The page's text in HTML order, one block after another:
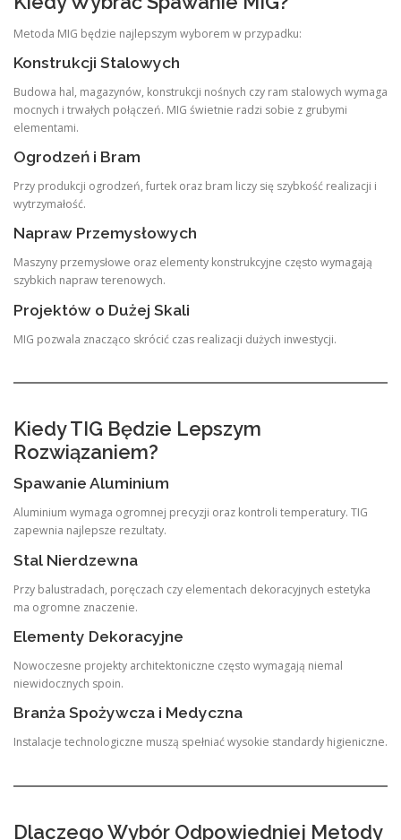
Metoda MIG będzie najlepszym wyborem w przypadku:
Konstrukcji Stalowych
Budowa hal, magazynów, konstrukcji nośnych czy ram stalowych wymaga
mocnych i trwałych połączeń. MIG świetnie radzi sobie z grubymi
elementami.
Ogrodzeń i Bram
Przy produkcji ogrodzeń, furtek oraz bram liczy się szybkość realizacji i
wytrzymałość.
Napraw Przemysłowych
Maszyny przemysłowe oraz elementy konstrukcyjne często wymagają
szybkich napraw terenowych.
Projektów o Dużej Skali
MIG pozwala znacząco skrócić czas realizacji dużych inwestycji.
Kiedy TIG Będzie Lepszym
Rozwiązaniem?
Spawanie Aluminium
Aluminium wymaga ogromnej precyzji oraz kontroli temperatury. TIG
zapewnia najlepsze rezultaty.
Stal Nierdzewna
Przy balustradach, poręczach czy elementach dekoracyjnych estetyka
ma ogromne znaczenie.
Elementy Dekoracyjne
Nowoczesne projekty architektoniczne często wymagają niemal
niewidocznych spoin.
Branża Spożywcza i Medyczna
Instalacje technologiczne muszą spełniać wysokie standardy higieniczne.
Dlaczego Wybór Odpowiedniej Metody